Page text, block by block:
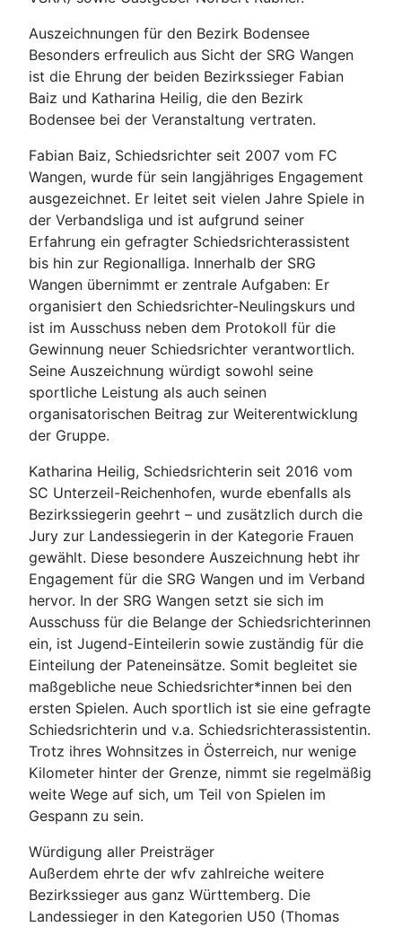
Auszeichnungen für den Bezirk Bodensee
Besonders erfreulich aus Sicht der SRG Wangen
ist die Ehrung der beiden Bezirkssieger Fabian
Baiz und Katharina Heilig, die den Bezirk
Bodensee bei der Veranstaltung vertraten.
Fabian Baiz, Schiedsrichter seit 2007 vom FC
Wangen, wurde für sein langjähriges Engagement
ausgezeichnet. Er leitet seit vielen Jahre Spiele in
der Verbandsliga und ist aufgrund seiner
Erfahrung ein gefragter Schiedsrichterassistent
bis hin zur Regionalliga. Innerhalb der SRG
Wangen übernimmt er zentrale Aufgaben: Er
organisiert den Schiedsrichter-Neulingskurs und
ist im Ausschuss neben dem Protokoll für die
Gewinnung neuer Schiedsrichter verantwortlich.
Seine Auszeichnung würdigt sowohl seine
sportliche Leistung als auch seinen
organisatorischen Beitrag zur Weiterentwicklung
der Gruppe.
Katharina Heilig, Schiedsrichterin seit 2016 vom
SC Unterzeil-Reichenhofen, wurde ebenfalls als
Bezirkssiegerin geehrt – und zusätzlich durch die
Jury zur Landessiegerin in der Kategorie Frauen
gewählt. Diese besondere Auszeichnung hebt ihr
Engagement für die SRG Wangen und im Verband
hervor. In der SRG Wangen setzt sie sich im
Ausschuss für die Belange der Schiedsrichterinnen
ein, ist Jugend-Einteilerin sowie zuständig für die
Einteilung der Pateneinsätze. Somit begleitet sie
maßgebliche neue Schiedsrichter*innen bei den
ersten Spielen. Auch sportlich ist sie eine gefragte
Schiedsrichterin und v.a. Schiedsrichterassistentin.
Trotz ihres Wohnsitzes in Österreich, nur wenige
Kilometer hinter der Grenze, nimmt sie regelmäßig
weite Wege auf sich, um Teil von Spielen im
Gespann zu sein.
Würdigung aller Preisträger
Außerdem ehrte der wfv zahlreiche weitere
Bezirkssieger aus ganz Württemberg. Die
Landessieger in den Kategorien U50 (Thomas